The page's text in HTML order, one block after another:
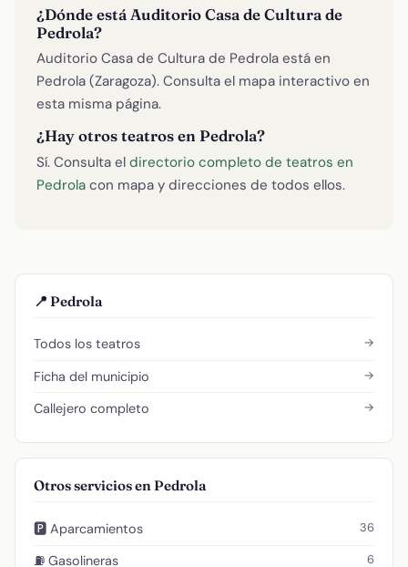
¿Dónde está Auditorio Casa de Cultura de
Pedrola?
Auditorio Casa de Cultura de Pedrola está en
Pedrola (Zaragoza). Consulta el mapa interactivo en
esta misma página.
¿Hay otros teatros en Pedrola?
Sí. Consulta el directorio completo de teatros en
Pedrola con mapa y direcciones de todos ellos.
📍 Pedrola
Todos los teatros →
Ficha del municipio →
Callejero completo →
Otros servicios en Pedrola
🅿️ Aparcamientos 36
⛽ Gasolineras 6